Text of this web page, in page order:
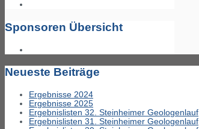
Sponsoren Übersicht
Neueste Beiträge
Ergebnisse 2024
Ergebnisse 2025
Ergebnislisten 32. Steinheimer Geologenlauf
Ergebnislisten 31. Steinheimer Geologenlauf